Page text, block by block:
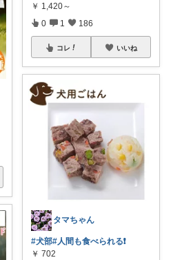
￥ 1,420～
0 1 186
コレ いいね
タマちゃん
#犬部#人間も食べられる❗
￥ 702